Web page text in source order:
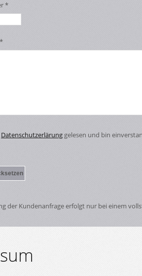
*
Datenschutzerlärung gelesen und bin
der Kundenanfrage erfolgt nur bei einem